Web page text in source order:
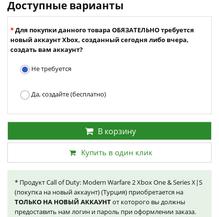
Доступные варианты
Для покупки данного товара ОБЯЗАТЕЛЬНО требуется
новый аккаунт Xbox, созданный сегодня либо вчера,
создать вам аккаунт?
Не требуется
Да, создайте (бесплатно)
В корзину
Купить в один клик
* Продукт Call of Duty: Modern Warfare 2 Xbox One & Series X|S
(покупка на новый аккаунт) (Турция) приобретается на
ТОЛЬКО НА НОВЫЙ АККАУНТот которого вы должны
предоставить нам логин и пароль при оформлении заказа.